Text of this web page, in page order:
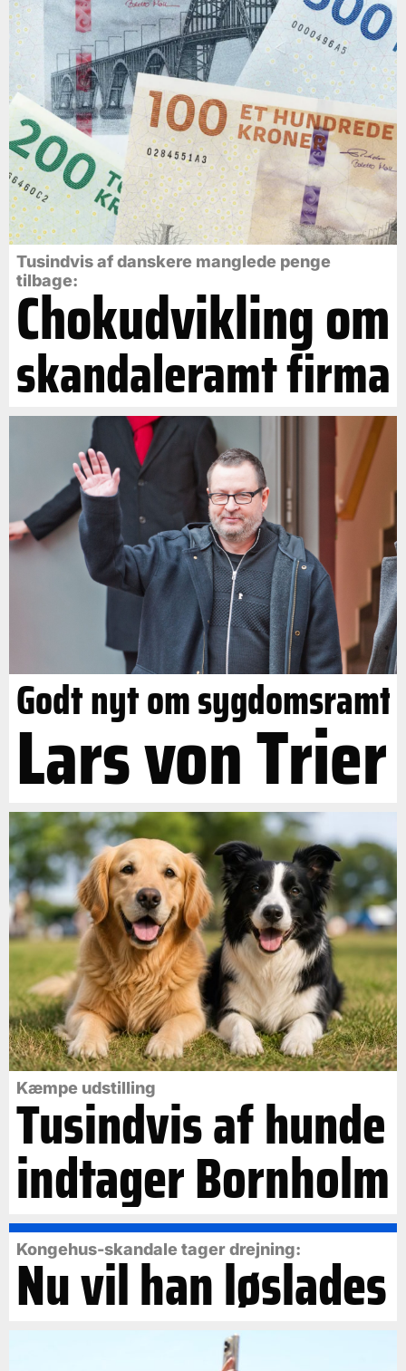
Tusindvis af danskere manglede penge
tilbage:
Chokudvikling om
skandaleramt firma
Godt nyt om sygdomsramt
Lars von Trier
Kæmpe udstilling
Tusindvis af hunde
indtager Bornholm
Kongehus-skandale tager drejning:
Nu vil han løslades